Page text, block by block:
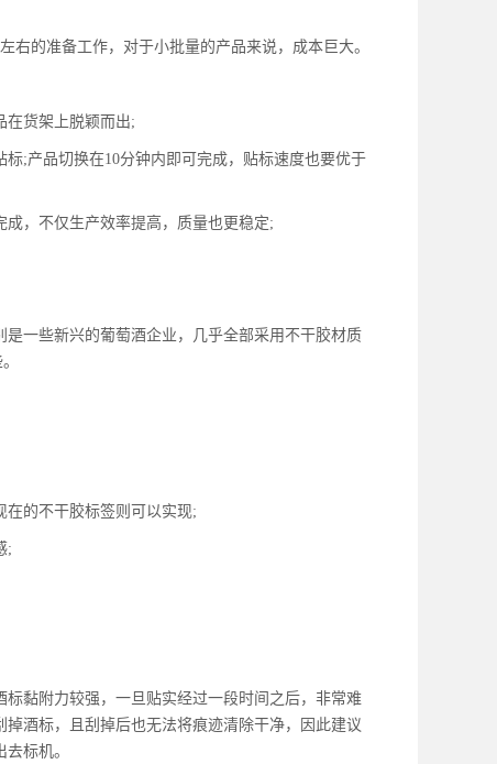
的准备工作，对于小批量的产品来说，成本巨大。
货架上脱颖而出;
;产品切换在10分钟内即可完成，贴标速度也要优于
，不仅生产效率提高，质量也更稳定;
一些新兴的葡萄酒企业，几乎全部采用不干胶材质
的不干胶标签则可以实现;
;
黏附力较强，一旦贴实经过一段时间之后，非常难
酒标，且刮掉后也无法将痕迹清除干净，因此建议
标机。